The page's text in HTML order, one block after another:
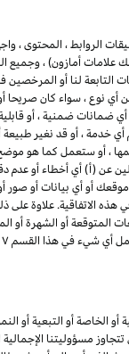
، المحتوى ،
علامات أمازون) ،
التابعة لنا أو
نوع ، سواء كان صريحا
ضمنية ، أو قابلية
أي خدمة ، أو قد
أو ستعمل كما هو موضح
(أ) أي أخطاء أو عدم
موقعك أو أي بيانات
علاوة على
المتوقعة أو الشهرة أو
أو التبعية أو
مسؤوليتنا